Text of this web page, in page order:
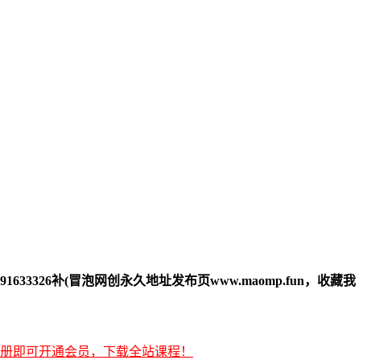
补(冒泡网创永久地址发布页www.maomp.fun，收藏我
即可开通会员，下载全站课程！